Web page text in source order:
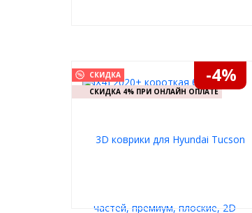
СКИДКА
СКИДКА 4% ПРИ ОНЛАЙН ОПЛАТЕ
-4%